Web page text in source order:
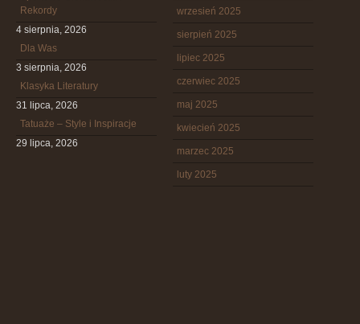
Rekordy
4 sierpnia, 2026
Dla Was
3 sierpnia, 2026
Klasyka Literatury
31 lipca, 2026
Tatuaże – Style i Inspiracje
29 lipca, 2026
wrzesień 2025
sierpień 2025
lipiec 2025
czerwiec 2025
maj 2025
kwiecień 2025
marzec 2025
luty 2025